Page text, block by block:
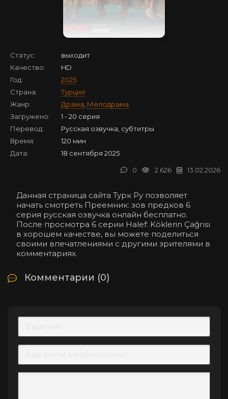
Статус:
выходит
Качество:
HD
Год:
2025
Страна:
Турция
Жанр:
Драма Мелодрама
Загружено:
1 - 20 серия
Перевод:
Русская озвучка, субтитры
Время:
120 мин
Дата:
18 сентября 2025
13.02.2026
2 626
0
Данная страница сайта Турк Ру позволяет
начать смотреть Преемник: зов предков 6
серия русская озвучка онлайн бесплатно.
После просмотра 6 серии Halef: Köklerin Çağrısı
в хорошем качестве, вы можете поделиться
своими впечатлениями с другими зрителями в
комментариях.
Комментарии (0)